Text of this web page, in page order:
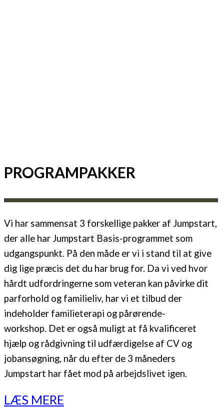
PROGRAMPAKKER
Vi har sammensat 3 forskellige pakker af Jumpstart,
der alle har Jumpstart Basis-programmet som
udgangspunkt. På den måde er vi i stand til at give
dig lige præcis det du har brug for. Da vi ved hvor
hårdt udfordringerne som veteran kan påvirke dit
parforhold og familieliv, har vi et tilbud der
indeholder familieterapi og pårørende-
workshop. Det er også muligt at få kvalificeret
hjælp og rådgivning til udfærdigelse af CV og
jobansøgning, når du efter de 3 måneders
Jumpstart har fået mod på arbejdslivet igen.
LÆS MERE